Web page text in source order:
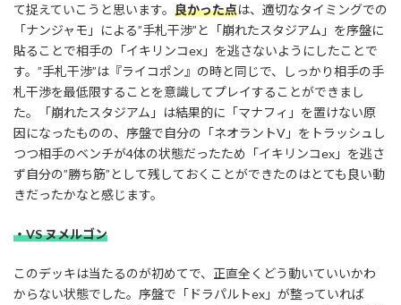
て捉えていこうと思います。 良かった点は、適切なタイミングでの
「ナンジャモ」による”手札干渉”と「崩れたスタジアム」を序盤に
貼ることで相手の「イキリンコex」を逃さないようにしたことで
す。”手札干渉”は『ライコポン』の時と同じで、しっかり相手の手
札干渉を最低限することを意識してプレイすることができまし
た。「崩れたスタジアム」は結果的に「マナフィ」を置けない原
因になったものの、序盤で自分の「ネオラントV」をトラッシュし
つつ相手のベンチが4体の状態だったため「イキリンコex」を逃さ
ず自分の”勝ち筋”として残しておくことができたのはとても良い動
きだったかなと感じます。
・VS ヌメルゴン
このデッキは当たるのが初めてで、正直全くどう動いていいかわ
からない状態でした。序盤で「ドラパルトex」が整っていれば